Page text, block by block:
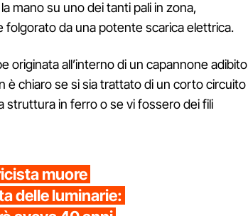
mano su uno dei tanti pali in zona,
folgorato da una potente scarica elettrica.
originata all’interno di un capannone adibito
è chiaro se si sia trattato di un corto circuito
struttura in ferro o se vi fossero dei fili
muore
delle luminarie: